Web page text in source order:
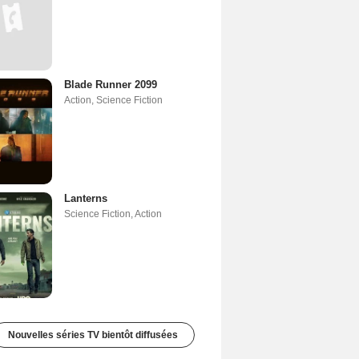
Blade Runner 2099
Action, Science Fiction
Lanterns
Science Fiction,Action
Nouvelles séries TV bientôt diffusées